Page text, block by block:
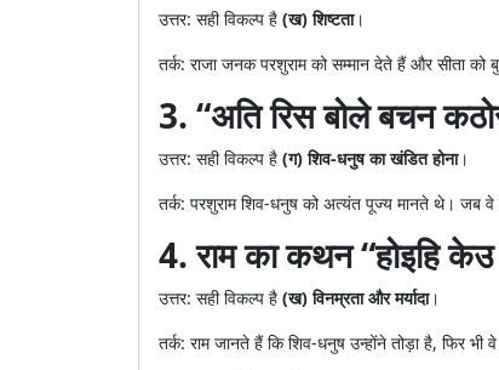
उत्तर: सही विकल्प है (ख) शिष्टता।
तर्क: राजा जनक परशुराम को सम्मान देते हैं और सीता को
3. “अति रिस बोले बचन
उत्तर: सही विकल्प है (ग) शिव-धनुष का खंडित होना।
तर्क: परशुराम शिव-धनुष को अत्यंत पूज्य मानते थे।
4. राम का कथन “होइहि केउ
उत्तर: सही विकल्प है (ख) विनम्रता और मर्यादा।
तर्क: राम जानते हैं कि शिव-धनुष उन्होंने तोड़ा है, फिर